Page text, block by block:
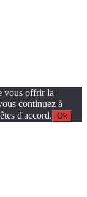
vous offrir la
continuez à
d'accord. Ok